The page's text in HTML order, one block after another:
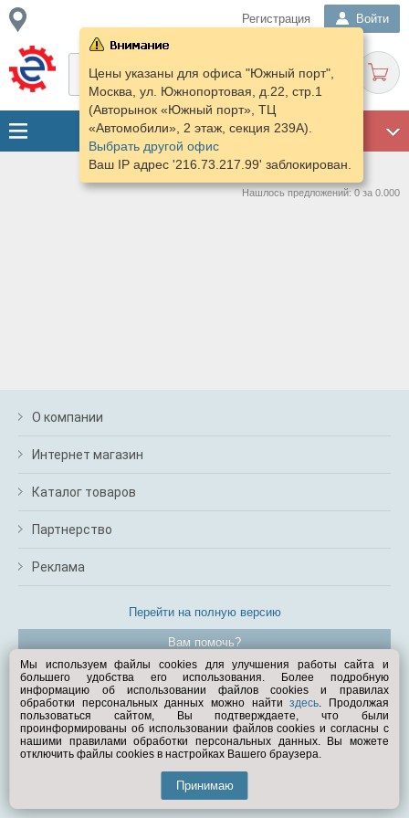
Регистрация Войти
Цены указаны для офиса "Южный порт",
Москва, ул. Южнопортовая, д.22, стр.1
(Авторынок «Южный порт», ТЦ
«Автомобили», 2 этаж, секция 239А).
Выбрать другой офис
Ваш IP адрес '216.73.217.99' заблокирован.
Нашлось предложений: 0 за 0.000
О компании
Интернет магазин
Каталог товаров
Партнерство
Реклама
Перейти на полную версию
Вам помочь?
© Exist.ru 1998—2026
Мы используем файлы cookies для улучшения работы сайта и
большего удобства его использования. Более подробную
информацию об использовании файлов cookies и правилах
обработки персональных данных можно найтиздесь. Продолжая
пользоваться сайтом, Вы подтверждаете, что были
проинформированы об использовании файлов cookies и согласны с
нашими правилами обработки персональных данных. Вы можете
отключить файлы cookies в настройках Вашего браузера.
Принимаю